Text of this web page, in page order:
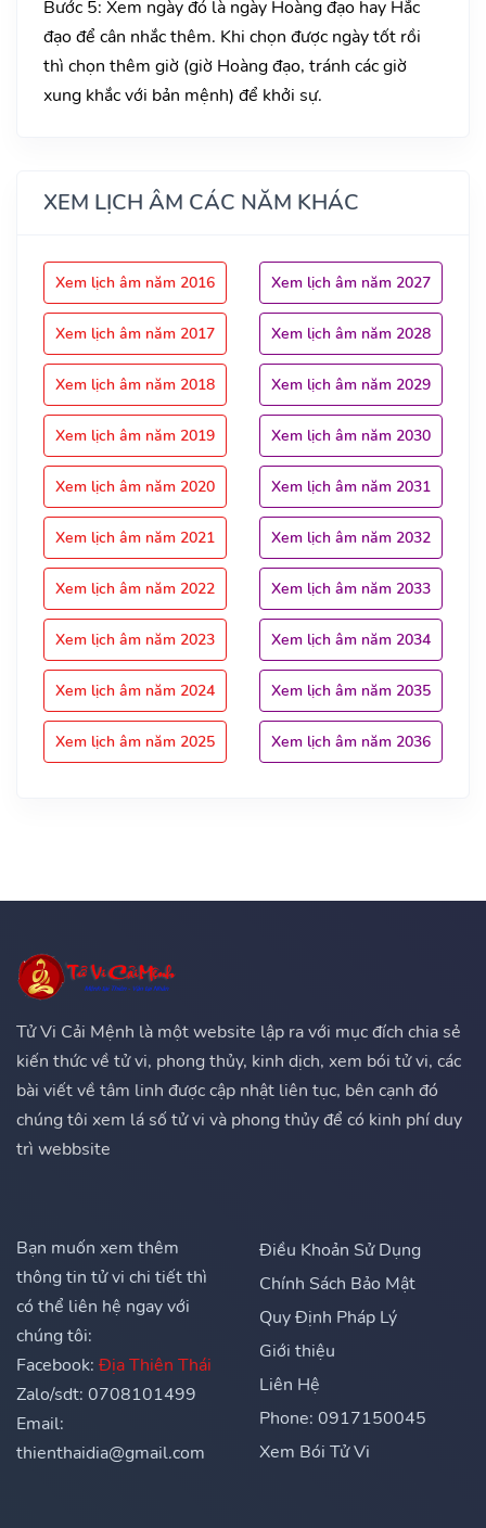
Bước 5: Xem ngày đó là ngày Hoàng đạo hay Hắc
đạo để cân nhắc thêm. Khi chọn được ngày tốt rồi
thì chọn thêm giờ (giờ Hoàng đạo, tránh các giờ
xung khắc với bản mệnh) để khởi sự.
XEM LỊCH ÂM CÁC NĂM KHÁC
Xem lịch âm năm 2016
Xem lịch âm năm 2017
Xem lịch âm năm 2018
Xem lịch âm năm 2019
Xem lịch âm năm 2020
Xem lịch âm năm 2021
Xem lịch âm năm 2022
Xem lịch âm năm 2023
Xem lịch âm năm 2024
Xem lịch âm năm 2025
Xem lịch âm năm 2027
Xem lịch âm năm 2028
Xem lịch âm năm 2029
Xem lịch âm năm 2030
Xem lịch âm năm 2031
Xem lịch âm năm 2032
Xem lịch âm năm 2033
Xem lịch âm năm 2034
Xem lịch âm năm 2035
Xem lịch âm năm 2036
Tử Vi Cải Mệnh là một website lập ra với mục đích chia sẻ
kiến thức về tử vi, phong thủy, kinh dịch, xem bói tử vi, các
bài viết về tâm linh được cập nhật liên tục, bên cạnh đó
chúng tôi xem lá số tử vi và phong thủy để có kinh phí duy
trì webbsite
Bạn muốn xem thêm
thông tin tử vi chi tiết thì
có thể liên hệ ngay với
chúng tôi:
Facebook: Địa Thiên Thái
Zalo/sdt: 0708101499
Email:
thienthaidia@gmail.com
Điều Khoản Sử Dụng
Chính Sách Bảo Mật
Quy Định Pháp Lý
Giới thiệu
Liên Hệ
Phone: 0917150045
Xem Bói Tử Vi